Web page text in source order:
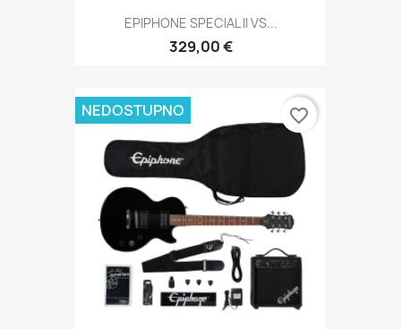
EPIPHONE SPECIAL II VS...
329,00 €
NEDOSTUPNO favorite_border